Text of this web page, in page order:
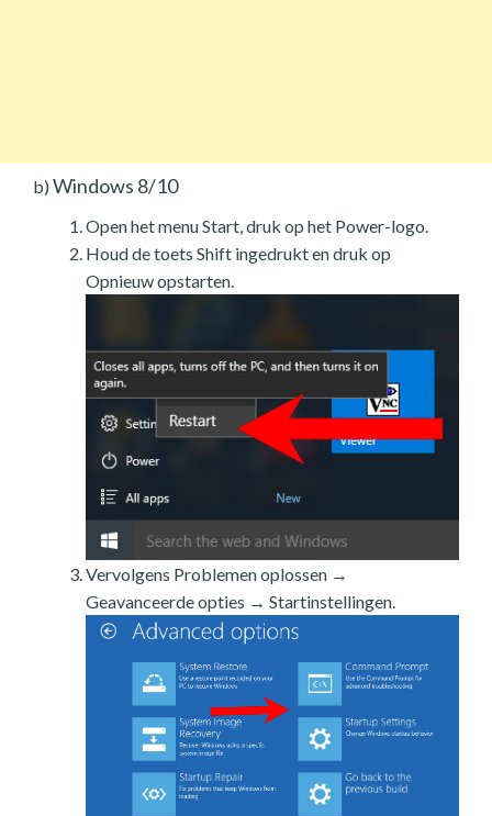
b) Windows 8/10
Open het menu Start, druk op het Power-logo.
Houd de toets Shift ingedrukt en druk op
Opnieuw opstarten.
Vervolgens Problemen oplossen →
Geavanceerde opties → Startinstellingen.